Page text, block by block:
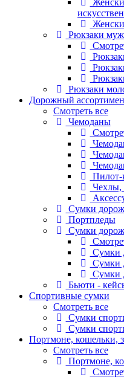
Рюкзаки
Рюкзаки
Дорожный
Смотреть все
Чемоданы
Пилот-
Чехлы,
Сумки
Портпледы
Сумки
Сумки
Сумки
Сумки
Бьюти -
Спортивные сумки
Смотреть все
Сумки
Сумки
Портмоне, кошельки,
Смотреть все
Портмоне,